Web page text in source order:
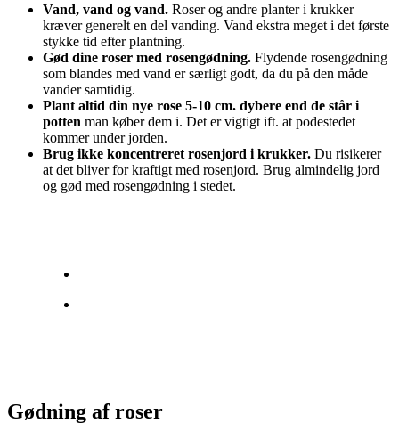
Vand, vand og vand. Roser og andre planter i krukker
kræver generelt en del vanding. Vand ekstra meget i det første
stykke tid efter plantning.
Gød dine roser med rosengødning. Flydende rosengødning
som blandes med vand er særligt godt, da du på den måde
vander samtidig.
Plant altid din nye rose 5-10 cm. dybere end de står i
potten man køber dem i. Det er vigtigt ift. at podestedet
kommer under jorden.
Brug ikke koncentreret rosenjord i krukker. Du risikerer
at det bliver for kraftigt med rosenjord. Brug almindelig jord
og gød med rosengødning i stedet.
Gødning af roser